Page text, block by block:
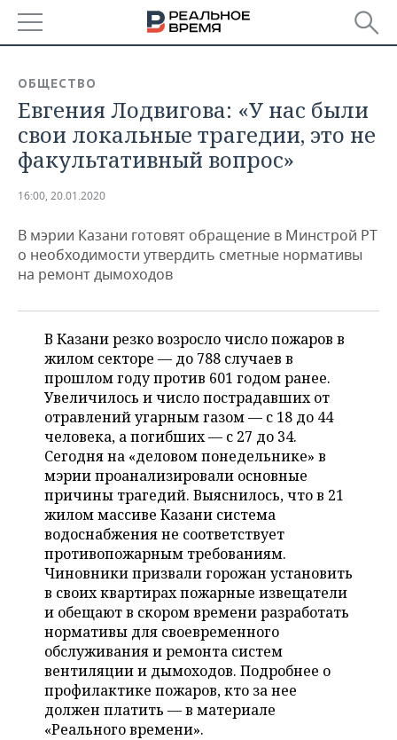
БАШКОРТОСТАН
ТАТАРСТАН
НОВОСТИ
АНАЛИТИКА
ДЕКЛАРАЦИИ О ДОХОДАХ
КОРОЛИ ГОСЗАКАЗА ПФО
ВУЗЫ ТАТАРСТАНА
КОМУ ПРИНАДЛЕЖАТ
ТОРГОВЫЕ ЦЕНТРЫ
ТАТАРСТАНА
НОВОСТИ ЭКОНОМИКИ
ФИНАНСЫ
БАНКИ
БЮДЖЕТ
ИНВЕСТИЦИИ
ПРОМЫШЛЕННОСТЬ
НОВОСТИ
ПРОМЫШЛЕННОСТИ
МАШИНОСТРОЕНИЕ
НЕФТЕХИМИЯ
НЕФТЬ
ОПК
ЭНЕРГЕТИКА
НЕДВИЖИМОСТЬ
НОВОСТИ НЕДВИЖИМОСТИ
АВТО
НОВОСТИ АВТО
БИЗНЕС
НОВОСТИ БИЗНЕСА
РОЗНИЧНАЯ ТОРГОВЛЯ
ТРАНСПОРТ
УСЛУГИ
ТЕХНОЛОГИИ
НОВОСТИ ТЕХНОЛОГИЙ
МЕДИА
ТЕЛЕКОММУНИКАЦИИ
МЕРОПРИЯТИЯ
НОВОСТИ МЕРОПРИЯТИЙ
ВЫЕЗДНАЯ РЕДАКЦИЯ
БИЗНЕС-БРАНЧИ
ONLINE-КОНФЕРЕНЦИИ
ОТКРЫТАЯ ЛЕКЦИЯ
СПОРТ
НОВОСТИ СПОРТА
ФУТБОЛ
ХОККЕЙ
БАСКЕТБОЛ
ВОЛЕЙБОЛ
КИБЕРСПОРТ
ОБЩЕСТВО
НОВОСТИ ОБЩЕСТВА
ВЛАСТЬ
ИНФРАСТРУКТУРА
ИСТОРИЯ
КУЛЬТУРА
ФОТОГАЛЕРЕЯ
СЮЖЕТЫ
СПРАВОЧНИК
СПИСОК ПЕРСОН
СПИСОК КОМПАНИЙ
ПОЛНАЯ ВЕРСИЯ
ОБЩЕСТВО
Евгения Лодвигова: «У нас были
свои локальные трагедии, это не
факультативный вопрос»
16:00, 20.01.2020
В мэрии Казани готовят обращение в Минстрой РТ
о необходимости утвердить сметные нормативы
на ремонт дымоходов
В Казани резко возросло число пожаров в
жилом секторе — до 788 случаев в
прошлом году против 601 годом ранее.
Увеличилось и число пострадавших от
отравлений угарным газом — с 18 до 44
человека, а погибших — с 27 до 34.
Сегодня на «деловом понедельнике» в
мэрии проанализировали основные
причины трагедий. Выяснилось, что в 21
жилом массиве Казани система
водоснабжения не соответствует
противопожарным требованиям.
Чиновники призвали горожан установить
в своих квартирах пожарные извещатели
и обещают в скором времени разработать
нормативы для своевременного
обслуживания и ремонта систем
вентиляции и дымоходов. Подробнее о
профилактике пожаров, кто за нее
должен платить — в материале
«Реального времени».